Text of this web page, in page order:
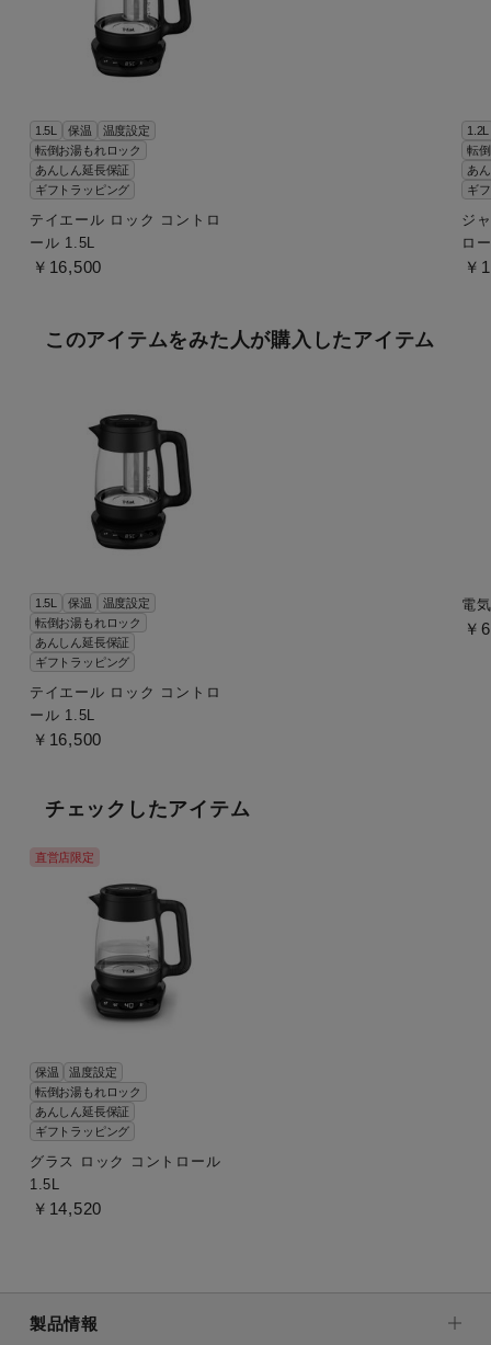
1.5L 保温
温度設定
転倒お湯もれロック
あんしん延長保証
ギフトラッピング
テイエール ロック コントロ
ール 1.5L
￥16,500
1.2L
転
あ
ギ
ジ
ロ
￥
このアイテムをみた人が購入したアイテム
1.5L 保温
温度設定
転倒お湯もれロック
あんしん延長保証
ギフトラッピング
テイエール ロック コントロ
ール 1.5L
￥16,500
電
￥
チェックしたアイテム
直営店限定
保温
温度設定
転倒お湯もれロック
あんしん延長保証
ギフトラッピング
グラス ロック コントロール
1.5L
￥14,520
製品情報